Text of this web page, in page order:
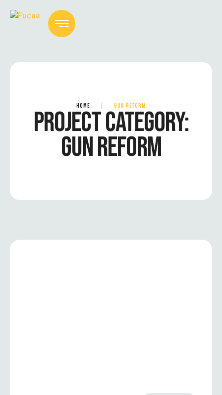
HOME GUN REFORM
PROJECT CATEGORY:
GUN REFORM